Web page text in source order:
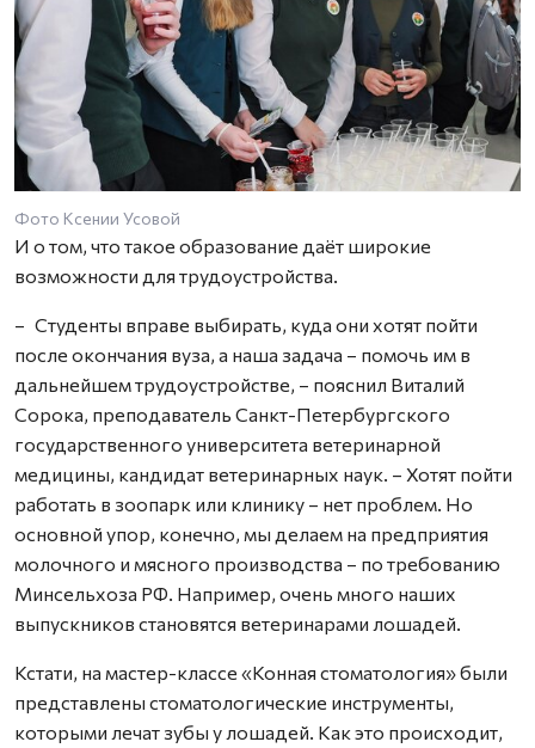
Фото Ксении Усовой
И о том, что такое образование даёт широкие
возможности для трудоустройства.
– Студенты вправе выбирать, куда они хотят пойти
после окончания вуза, а наша задача – помочь им в
дальнейшем трудоустройстве, – пояснил Виталий
Сорока, преподаватель Санкт-Петербургского
государственного университета ветеринарной
медицины, кандидат ветеринарных наук. – Хотят пойти
работать в зоопарк или клинику – нет проблем. Но
основной упор, конечно, мы делаем на предприятия
молочного и мясного производства – по требованию
Минсельхоза РФ. Например, очень много наших
выпускников становятся ветеринарами лошадей.
Кстати, на мастер-классе «Конная стоматология» были
представлены стоматологические инструменты,
которыми лечат зубы у лошадей. Как это происходит,